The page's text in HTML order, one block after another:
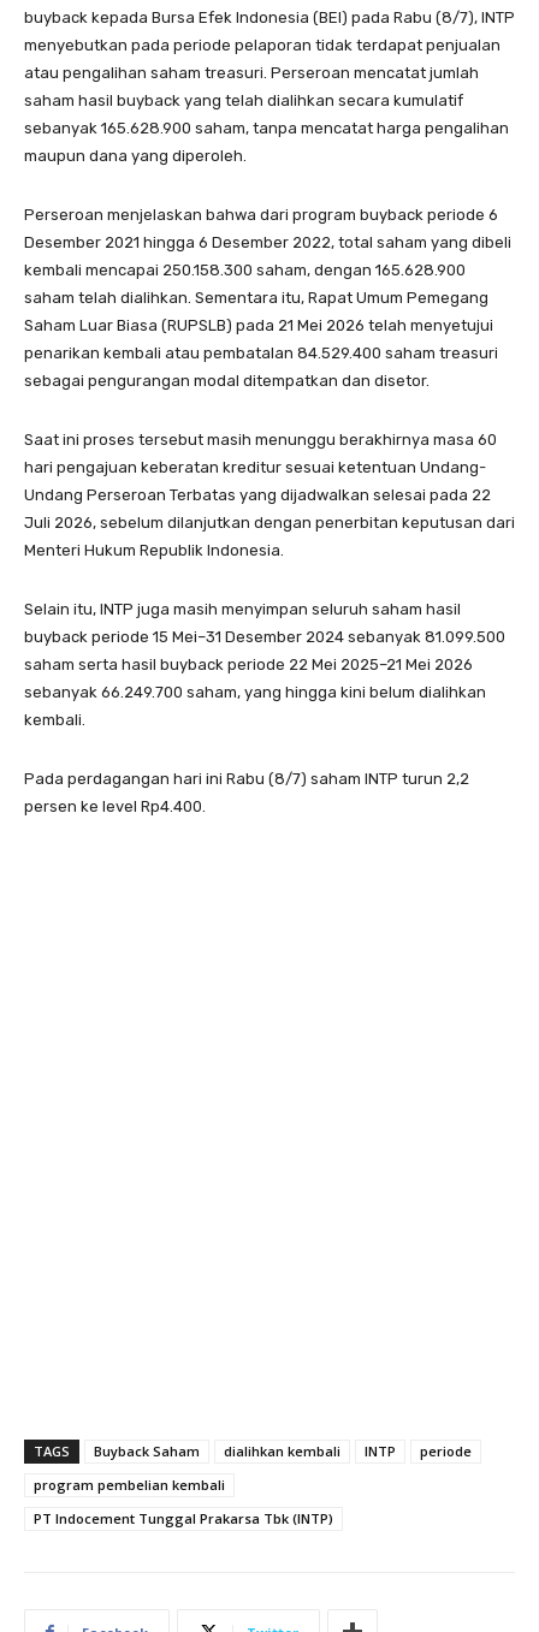
buyback kepada Bursa Efek Indonesia (BEI) pada Rabu (8/7), INTP
menyebutkan pada periode pelaporan tidak terdapat penjualan
atau pengalihan saham treasuri. Perseroan mencatat jumlah
saham hasil buyback yang telah dialihkan secara kumulatif
sebanyak 165.628.900 saham, tanpa mencatat harga pengalihan
maupun dana yang diperoleh.
Perseroan menjelaskan bahwa dari program buyback periode 6
Desember 2021 hingga 6 Desember 2022, total saham yang dibeli
kembali mencapai 250.158.300 saham, dengan 165.628.900
saham telah dialihkan. Sementara itu, Rapat Umum Pemegang
Saham Luar Biasa (RUPSLB) pada 21 Mei 2026 telah menyetujui
penarikan kembali atau pembatalan 84.529.400 saham treasuri
sebagai pengurangan modal ditempatkan dan disetor.
Saat ini proses tersebut masih menunggu berakhirnya masa 60
hari pengajuan keberatan kreditur sesuai ketentuan Undang-
Undang Perseroan Terbatas yang dijadwalkan selesai pada 22
Juli 2026, sebelum dilanjutkan dengan penerbitan keputusan dari
Menteri Hukum Republik Indonesia.
Selain itu, INTP juga masih menyimpan seluruh saham hasil
buyback periode 15 Mei–31 Desember 2024 sebanyak 81.099.500
saham serta hasil buyback periode 22 Mei 2025–21 Mei 2026
sebanyak 66.249.700 saham, yang hingga kini belum dialihkan
kembali.
Pada perdagangan hari ini Rabu (8/7) saham INTP turun 2,2
persen ke level Rp4.400.
TAGS Buyback Saham dialihkan kembali INTP
periode
program pembelian kembali
PT Indocement Tunggal Prakarsa Tbk (INTP)